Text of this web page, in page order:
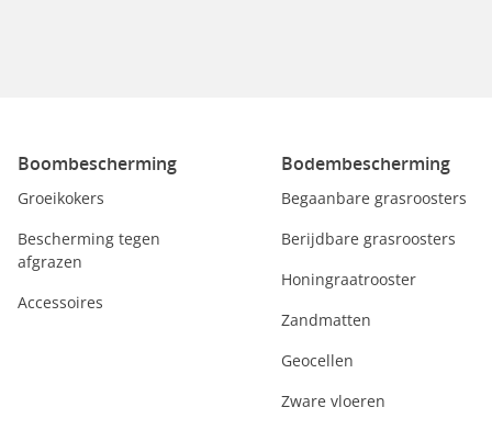
Boombescherming
Groeikokers
Bescherming tegen
afgrazen
Accessoires
Bodembescherming
Begaanbare grasroosters
Berijdbare grasroosters
Honingraatrooster
Zandmatten
Geocellen
Zware vloeren